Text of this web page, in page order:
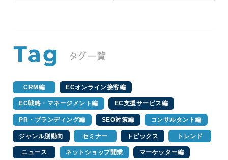
CRM編 ECオンライン接客編
EC戦略・マネージメント編 EC支援サービス編
PR・ブランディング編 SEO対策編 コンサルタント編
ジャンル別動向 セミナー トピックス トレンド
ニュース ネットショップ開業 マーケッター編